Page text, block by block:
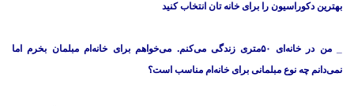
بهترین دکوراسیون را برای خانه تان انتخاب کنید
_ من در خانه‌ای ۵۰متری زندگی می‌كنم. می‌خواهم برای خانه‌ام مبلمان بخرم اما
نمی‌دانم چه نوع مبلمانی برای خانه‌ام مناسب است؟